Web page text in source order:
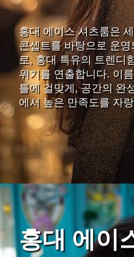
홍대 에이스 셔츠룸은
콘셉트를 바탕으로 운
로, 홍대 특유의 트렌디
위기를 연출합니다. 이
틀에 걸맞게, 공간의 완
에서 높은 만족도를 자
홍대 에이